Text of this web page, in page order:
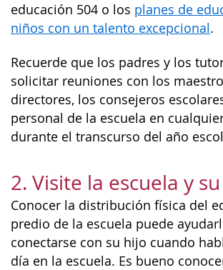
educación 504 o los planes de
niños con un talento excepcional.
Recuerde que los padres y los
solicitar reuniones con los
directores, los consejeros
personal de la escuela en
durante el transcurso del año
2. Visite la escuela y
Conocer la distribución física del
predio de la escuela puede
conectarse con su hijo cuando
día en la escuela. Es bueno